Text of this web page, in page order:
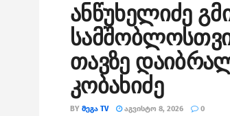
ანწუხელიძე
თავზე
კობახიძე
BY ᲛᲔᲒᲐ TV ᲐᲒᲕᲘᲡᲢᲝ 8, 2026 0